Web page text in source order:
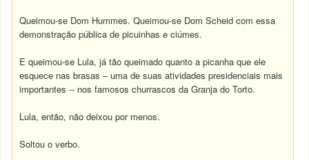
Queimou-se Dom Hummes. Queimou-se Dom Scheid com essa
demonstração pública de picuinhas e ciúmes.
E queimou-se Lula, já tão queimado quanto a picanha que ele
esquece nas brasas – uma de suas atividades presidenciais mais
importantes -- nos famosos churrascos da Granja do Torto.
Lula, então, não deixou por menos.
Soltou o verbo.